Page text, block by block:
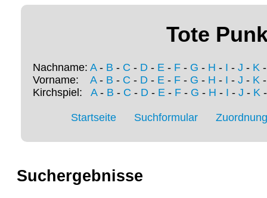
Tote
Nachname: A- B - C - D - E - F - G - H - I - J - K
Vorname: A- B - C - D - E - F - G - H - I - J - K
Kirchspiel: A- B - C - D- E- F- G - H - I - J - K
Startseite Suchformular
Suchergebnisse